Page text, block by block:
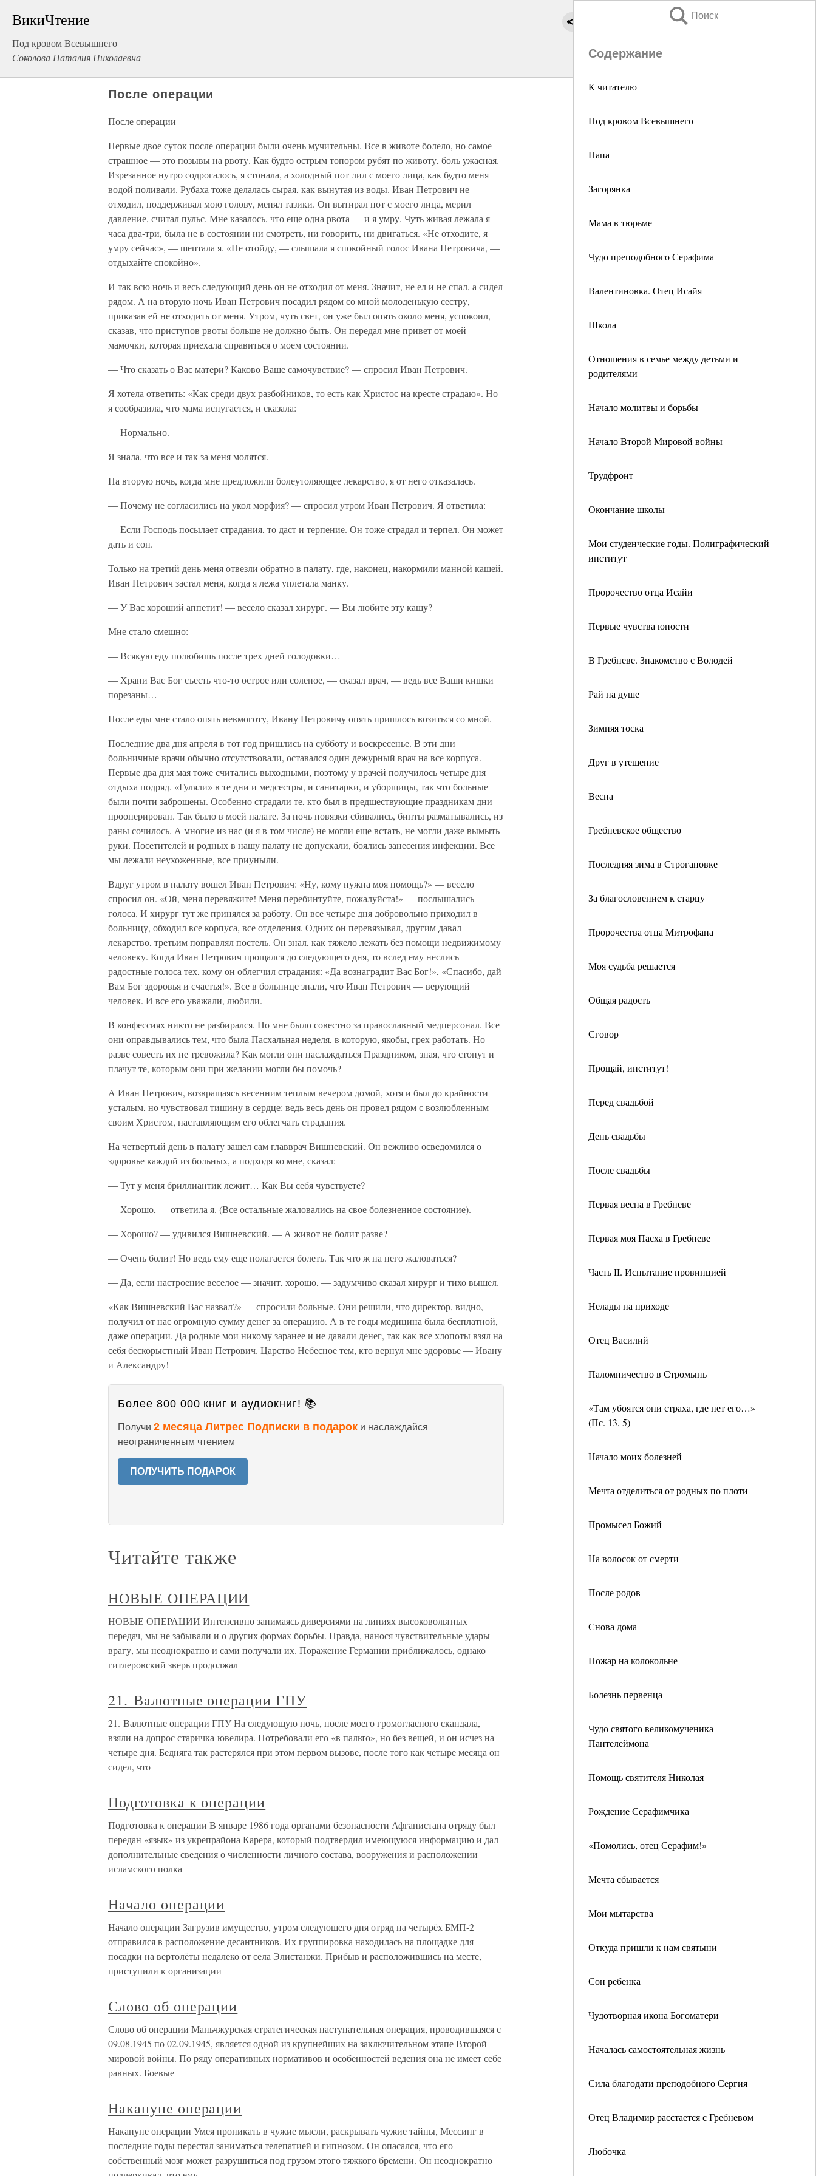
ВикиЧтение
Под кровом Всевышнего
Соколова Наталия Николаевна
Поиск
Содержание
К читателю
Под кровом Всевышнего
Папа
Загорянка
Мама в тюрьме
Чудо преподобного Серафима
Валентиновка. Отец Исайя
Школа
Отношения в семье между детьми и
родителями
Начало молитвы и борьбы
Начало Второй Мировой войны
Трудфронт
Окончание школы
Мои студенческие годы. Полиграфический
институт
Пророчество отца Исайи
Первые чувства юности
В Гребневе. Знакомство с Володей
Рай на душе
Зимняя тоска
Друг в утешение
Весна
Гребневское общество
Последняя зима в Строгановке
За благословением к старцу
Пророчества отца Митрофана
Моя судьба решается
Общая радость
Сговор
Прощай, институт!
Перед свадьбой
День свадьбы
После свадьбы
Первая весна в Гребневе
Первая моя Пасха в Гребневе
Часть II. Испытание провинцией
Нелады на приходе
Отец Василий
Паломничество в Стромынь
«Там убоятся они страха, где нет его…»
(Пс. 13, 5)
Начало моих болезней
Мечта отделиться от родных по плоти
Промысел Божий
На волосок от смерти
После родов
Снова дома
Пожар на колокольне
Болезнь первенца
Чудо святого великомученика
Пантелеймона
Помощь святителя Николая
Рождение Серафимчика
«Помолись, отец Серафим!»
Мечта сбывается
Мои мытарства
Откуда пришли к нам святыни
Сон ребенка
Чудотворная икона Богоматери
Началась самостоятельная жизнь
Сила благодати преподобного Сергия
Отец Владимир расстается с Гребневом
Любочка
После операции
После операции
Первые двое суток после операции были очень мучительны. Все в животе болело, но самое
страшное — это позывы на рвоту. Как будто острым топором рубят по животу, боль ужасная.
Изрезанное нутро содрогалось, я стонала, а холодный пот лил с моего лица, как будто меня
водой поливали. Рубаха тоже делалась сырая, как вынутая из воды. Иван Петрович не
отходил, поддерживал мою голову, менял тазики. Он вытирал пот с моего лица, мерил
давление, считал пульс. Мне казалось, что еще одна рвота — и я умру. Чуть живая лежала я
часа два-три, была не в состоянии ни смотреть, ни говорить, ни двигаться. «Не отходите, я
умру сейчас», — шептала я. «Не отойду, — слышала я спокойный голос Ивана Петровича, —
отдыхайте спокойно».
И так всю ночь и весь следующий день он не отходил от меня. Значит, не ел и не спал, а сидел
рядом. А на вторую ночь Иван Петрович посадил рядом со мной молоденькую сестру,
приказав ей не отходить от меня. Утром, чуть свет, он уже был опять около меня, успокоил,
сказав, что приступов рвоты больше не должно быть. Он передал мне привет от моей
мамочки, которая приехала справиться о моем состоянии.
— Что сказать о Вас матери? Каково Ваше самочувствие? — спросил Иван Петрович.
Я хотела ответить: «Как среди двух разбойников, то есть как Христос на кресте страдаю». Но
я сообразила, что мама испугается, и сказала:
— Нормально.
Я знала, что все и так за меня молятся.
На вторую ночь, когда мне предложили болеутоляющее лекарство, я от него отказалась.
— Почему не согласились на укол морфия? — спросил утром Иван Петрович. Я ответила:
— Если Господь посылает страдания, то даст и терпение. Он тоже страдал и терпел. Он может
дать и сон.
Только на третий день меня отвезли обратно в палату, где, наконец, накормили манной кашей.
Иван Петрович застал меня, когда я лежа уплетала манку.
— У Вас хороший аппетит! — весело сказал хирург. — Вы любите эту кашу?
Мне стало смешно:
— Всякую еду полюбишь после трех дней голодовки…
— Храни Вас Бог съесть что-то острое или соленое, — сказал врач, — ведь все Ваши кишки
порезаны…
После еды мне стало опять невмоготу, Ивану Петровичу опять пришлось возиться со мной.
Последние два дня апреля в тот год пришлись на субботу и воскресенье. В эти дни
больничные врачи обычно отсутствовали, оставался один дежурный врач на все корпуса.
Первые два дня мая тоже считались выходными, поэтому у врачей получилось четыре дня
отдыха подряд. «Гуляли» в те дни и медсестры, и санитарки, и уборщицы, так что больные
были почти заброшены. Особенно страдали те, кто был в предшествующие праздникам дни
прооперирован. Так было в моей палате. За ночь повязки сбивались, бинты разматывались, из
раны сочилось. А многие из нас (и я в том числе) не могли еще встать, не могли даже вымыть
руки. Посетителей и родных в нашу палату не допускали, боялись занесения инфекции. Все
мы лежали неухоженные, все приуныли.
Вдруг утром в палату вошел Иван Петрович: «Ну, кому нужна моя помощь?» — весело
спросил он. «Ой, меня перевяжите! Меня перебинтуйте, пожалуйста!» — послышались
голоса. И хирург тут же принялся за работу. Он все четыре дня добровольно приходил в
больницу, обходил все корпуса, все отделения. Одних он перевязывал, другим давал
лекарство, третьим поправлял постель. Он знал, как тяжело лежать без помощи недвижимому
человеку. Когда Иван Петрович прощался до следующего дня, то вслед ему неслись
радостные голоса тех, кому он облегчил страдания: «Да вознаградит Вас Бог!», «Спасибо, дай
Вам Бог здоровья и счастья!». Все в больнице знали, что Иван Петрович — верующий
человек. И все его уважали, любили.
В конфессиях никто не разбирался. Но мне было совестно за православный медперсонал. Все
они оправдывались тем, что была Пасхальная неделя, в которую, якобы, грех работать. Но
разве совесть их не тревожила? Как могли они наслаждаться Праздником, зная, что стонут и
плачут те, которым они при желании могли бы помочь?
А Иван Петрович, возвращаясь весенним теплым вечером домой, хотя и был до крайности
усталым, но чувствовал тишину в сердце: ведь весь день он провел рядом с возлюбленным
своим Христом, наставляющим его облегчать страдания.
На четвертый день в палату зашел сам главврач Вишневский. Он вежливо осведомился о
здоровье каждой из больных, а подходя ко мне, сказал:
— Тут у меня бриллиантик лежит… Как Вы себя чувствуете?
— Хорошо, — ответила я. (Все остальные жаловались на свое болезненное состояние).
— Хорошо? — удивился Вишневский. — А живот не болит разве?
— Очень болит! Но ведь ему еще полагается болеть. Так что ж на него жаловаться?
— Да, если настроение веселое — значит, хорошо, — задумчиво сказал хирург и тихо вышел.
«Как Вишневский Вас назвал?» — спросили больные. Они решили, что директор, видно,
получил от нас огромную сумму денег за операцию. А в те годы медицина была бесплатной,
даже операции. Да родные мои никому заранее и не давали денег, так как все хлопоты взял на
себя бескорыстный Иван Петрович. Царство Небесное тем, кто вернул мне здоровье — Ивану
и Александру!
Более 800 000 книг и аудиокниг! 📚
Получи 2 месяца Литрес Подписки в подарок и наслаждайся
неограниченным чтением
ПОЛУЧИТЬ ПОДАРОК
Читайте также
НОВЫЕ ОПЕРАЦИИ
НОВЫЕ ОПЕРАЦИИ Интенсивно занимаясь диверсиями на линиях высоковольтных
передач, мы не забывали и о других формах борьбы. Правда, нанося чувствительные удары
врагу, мы неоднократно и сами получали их. Поражение Германии приближалось, однако
гитлеровский зверь продолжал
21. Валютные операции ГПУ
21. Валютные операции ГПУ На следующую ночь, после моего громогласного скандала,
взяли на допрос старичка-ювелира. Потребовали его «в пальто», но без вещей, и он исчез на
четыре дня. Бедняга так растерялся при этом первом вызове, после того как четыре месяца он
сидел, что
Подготовка к операции
Подготовка к операции В январе 1986 года органами безопасности Афганистана отряду был
передан «язык» из укрепрайона Карера, который подтвердил имеющуюся информацию и дал
дополнительные сведения о численности личного состава, вооружения и расположении
исламского полка
Начало операции
Начало операции Загрузив имущество, утром следующего дня отряд на четырёх БМП-2
отправился в расположение десантников. Их группировка находилась на площадке для
посадки на вертолёты недалеко от села Элистанжи. Прибыв и расположившись на месте,
приступили к организации
Слово об операции
Слово об операции Маньчжурская стратегическая наступательная операция, проводившаяся с
09.08.1945 по 02.09.1945, является одной из крупнейших на заключительном этапе Второй
мировой войны. По ряду оперативных нормативов и особенностей ведения она не имеет себе
равных. Боевые
Накануне операции
Накануне операции Умея проникать в чужие мысли, раскрывать чужие тайны, Мессинг в
последние годы перестал заниматься телепатией и гипнозом. Он опасался, что его
собственный мозг может разрушиться под грузом этого тяжкого бремени. Он неоднократно